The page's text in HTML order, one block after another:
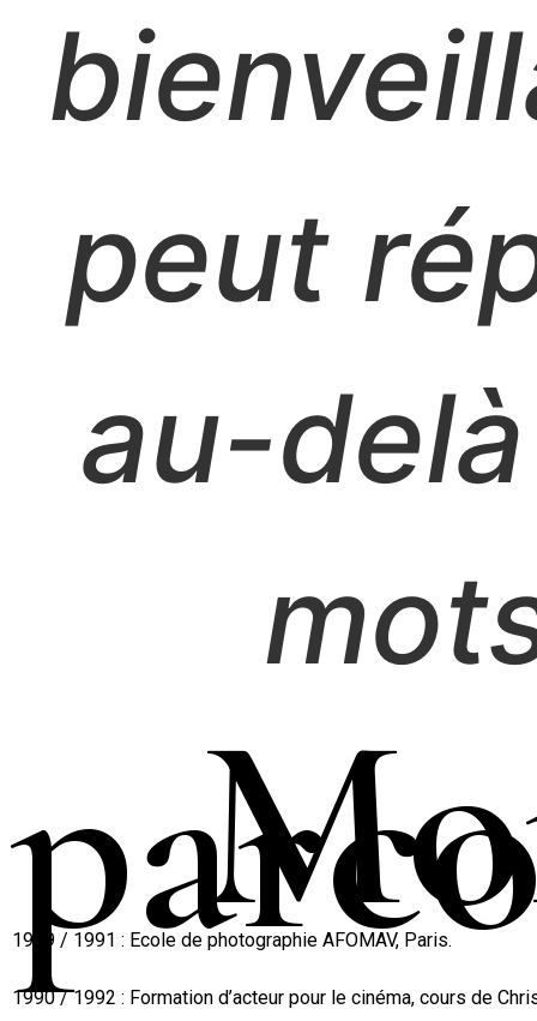
peut
au-
1989 / 1991 : Ecole de photographie AFOMAV, Paris.
1990 / 1992 : Formation d’acteur pour le cinéma, cours de